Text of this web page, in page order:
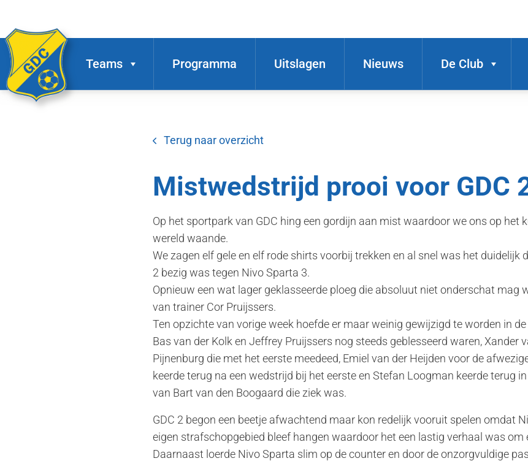
Teams Programma Uitslagen Nieuws De Club
Terug naar overzicht
Mistwedstrijd prooi voor GDC
Op het sportpark van GDC hing een gordijn aan mist waardoor we ons op het
wereld waande.
We zagen elf gele en elf rode shirts voorbij trekken en al snel was het duidelijk
2 bezig was tegen Nivo Sparta 3.
Opnieuw een wat lager geklasseerde ploeg die absoluut niet onderschat mag
van trainer Cor Pruijssers.
Ten opzichte van vorige week hoefde er maar weinig gewijzigd te worden in
Bas van der Kolk en Jeffrey Pruijssers nog steeds geblesseerd waren, Xander
Pijnenburg die met het eerste meedeed, Emiel van der Heijden voor de
keerde terug na een wedstrijd bij het eerste en Stefan Loogman keerde terug
van Bart van den Boogaard die ziek was.
GDC 2 begon een beetje afwachtend maar kon redelijk vooruit spelen omdat
eigen strafschopgebied bleef hangen waardoor het een lastig verhaal was om
Daarnaast loerde Nivo Sparta slim op de counter en door de onzorgvuldige